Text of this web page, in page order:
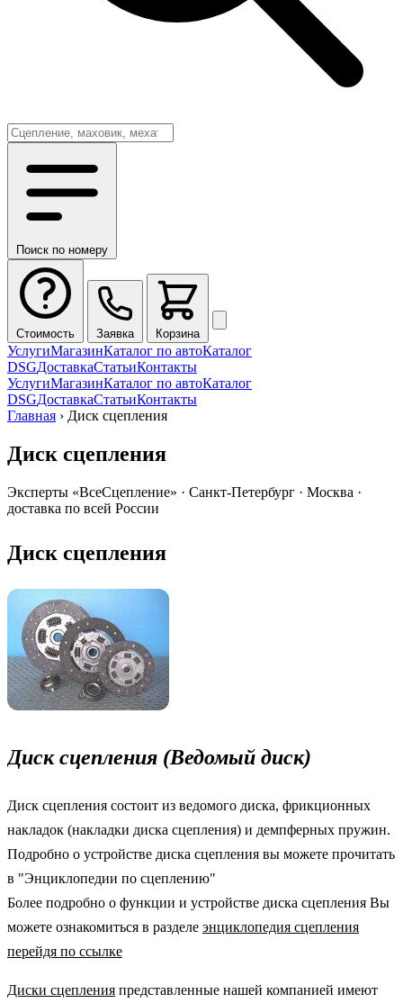
Поиск по номеру
Стоимость Заявка Корзина
УслугиМагазинКаталог по автоКаталог
DSGДоставкаСтатьиКонтакты
УслугиМагазинКаталог по автоКаталог
DSGДоставкаСтатьиКонтакты
Главная › Диск сцепления
Диск сцепления
Эксперты «ВсеСцепление» · Санкт-Петербург · Москва ·
доставка по всей России
Диск сцепления
Диск сцепления (Ведомый диск)
Диск сцепления состоит из ведомого диска, фрикционных
накладок (накладки диска сцепления) и демпферных пружин.
Подробно о устройстве диска сцепления вы можете прочитать
в "Энциклопедии по сцеплению"
Более подробно о функции и устройстве диска сцепления Вы
можете ознакомиться в разделе энциклопедия сцепления
перейдя по ссылке
Диски сцепления представленные нашей компанией имеют